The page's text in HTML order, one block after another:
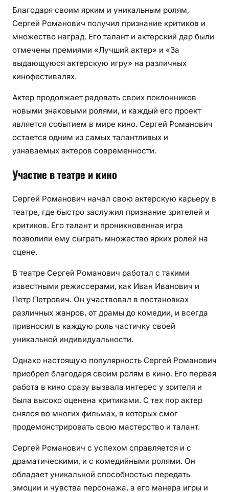
Благодаря своим ярким и уникальным ролям,
Сергей Романович получил признание критиков и
множество наград. Его талант и актерский дар были
отмечены премиями «Лучший актер» и «За
выдающуюся актерскую игру» на различных
кинофестивалях.
Актер продолжает радовать своих поклонников
новыми знаковыми ролями, и каждый его проект
является событием в мире кино. Сергей Романович
остается одним из самых талантливых и
узнаваемых актеров современности.
Участие в театре и кино
Сергей Романович начал свою актерскую карьеру в
театре, где быстро заслужил признание зрителей и
критиков. Его талант и проникновенная игра
позволили ему сыграть множество ярких ролей на
сцене.
В театре Сергей Романович работал с такими
известными режиссерами, как Иван Иванович и
Петр Петрович. Он участвовал в постановках
различных жанров, от драмы до комедии, и всегда
привносил в каждую роль частичку своей
уникальной индивидуальности.
Однако настоящую популярность Сергей Романович
приобрел благодаря своим ролям в кино. Его первая
работа в кино сразу вызвала интерес у зрителя и
была высоко оценена критиками. С тех пор актер
снялся во многих фильмах, в которых смог
продемонстрировать свою мастерство и талант.
Сергей Романович с успехом справляется и с
драматическими, и с комедийными ролями. Он
обладает уникальной способностью передать
эмоции и чувства персонажа, а его манера игры и